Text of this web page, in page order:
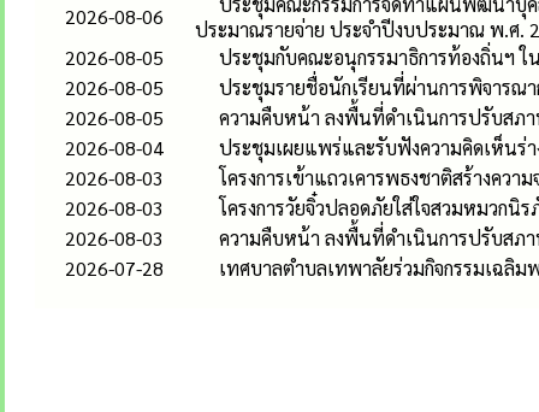
2026-08-06
ประมาณรายจ่าย ประจำปีงบประมาณ พ.ศ.
2026-08-05
ประชุมกับคณะอนุกรรมาธิการท้องถิ่นฯ
2026-08-05
ประชุมรายชื่อนักเรียนที่ผ่านการพิจารณ
2026-08-05
ความคืบหน้า ลงพื้นที่ดำเนินการปรับสภ
2026-08-04
ประชุมเผยแพร่และรับฟังความคิดเห็นร่
2026-08-03
โครงการเข้าแถวเคารพธงชาติสร้างค
2026-08-03
โครงการวัยจิ๋วปลอดภัยใส่ใจสวมหมวกนิร
2026-08-03
ความคืบหน้า ลงพื้นที่ดำเนินการปรับสภ
2026-07-28
เทศบาลตำบลเทพาลัยร่วมกิจกรรมเฉลิ